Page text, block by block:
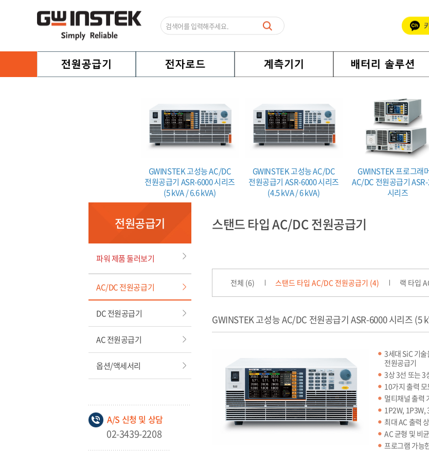
GWINSTEK 고성능 AC/DC
전원공급기 ASR-6000 시리즈
(5 kVA / 6.6 kVA)
GWINSTEK 고성능 AC/DC
전원공급기 ASR-6000 시리즈
(4.5 kVA / 6 kVA)
GWINSTEK 프로그래
AC/DC 전원공급기
시리즈
전원공급기
파워 제품 둘러보기
AC/DC 전원공급기
DC 전원공급기
AC 전원공급기
옵션/액세서리
A/S 신청 및 상담
02-3439-2208
스탠드 타입 AC/DC 전원공급기
전체 (6) 스탠드 타입 AC/DC 전원공급기 (4) 랙 타입
GWINSTEK 고성능 AC/DC 전원공급기 ASR-6000 시리즈 (5
3세대 SiC 기
전원공급기
3상 3선 또는
10가지 출력 모
멀티채널 출력
1P2W, 1P3W,
최대 AC 출력
AC 균형 및 비
프로그램 가능